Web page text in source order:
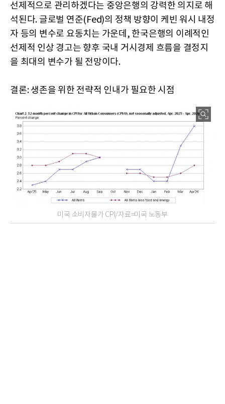
선제적으로 관리하겠다는 중앙은행의 강력한 의지로 해
석된다. 글로벌 연준(Fed)의 정책 방향이 케빈 워시 내정
자 등의 변수로 요동치는 가운데, 한국은행의 이례적인
선제적 인상 경고는 향후 국내 거시경제 흐름을 결정지
을 최대의 변수가 될 전망이다.
결론: 생존을 위한 전략적 인내가 필요한 시점
미국 소비자물가 CPI/자료=미국 노동부